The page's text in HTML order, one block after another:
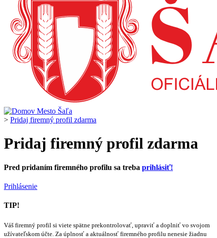
> Pridaj firemný profil zdarma
Pridaj firemný profil zdarma
Pred pridaním firemného profilu sa treba prihlásiť!
Prihlásenie
TIP!
Váš firemný profil si viete spätne prekontrolovať, upraviť a doplniť vo svojom
užívateľskom účte. Za úplnosť a aktuálnosť firemného profilu nenesie žiadnu